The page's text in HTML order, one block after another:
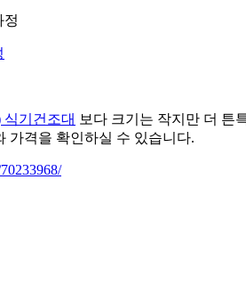
정
기건조대 보다 크기는 작지만 더 튼
가격을 확인하실 수 있습니다.